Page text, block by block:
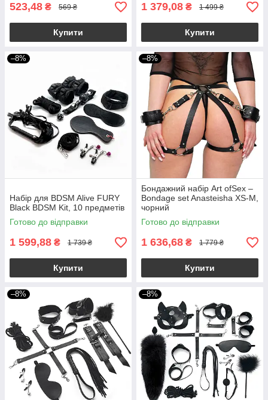
523,48 ₴ 569 ₴
Купити
1 379,08 ₴ 1 499 ₴
Купити
–8%
Набір для BDSM Alive FURY
Black BDSM Kit, 10 предметів
Готово до відправки
1 599,88 ₴ 1 739 ₴
Купити
–8%
Бондажний набір Art ofSex –
Bondage set Anasteisha XS-M,
чорний
Готово до відправки
1 636,68 ₴ 1 779 ₴
Купити
–8% –8%